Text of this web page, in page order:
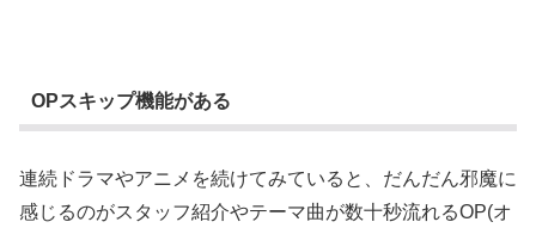
OPスキップ機能がある
連続ドラマやアニメを続けてみていると、だんだん邪魔に
感じるのがスタッフ紹介やテーマ曲が数十秒流れるOP(オ